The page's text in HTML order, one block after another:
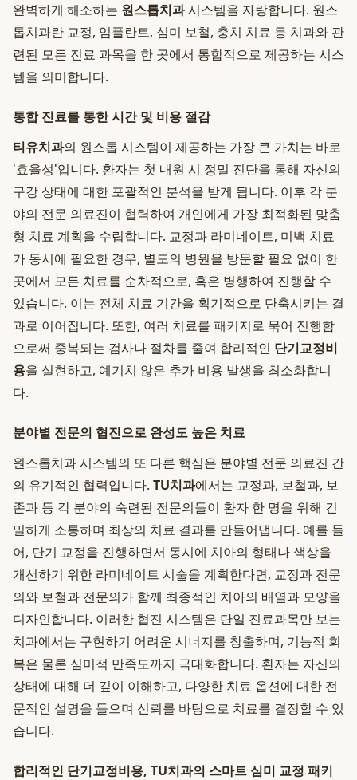
완벽하게 해소하는 원스톱치과시스템을 자랑합니다. 원스
톱치과란 교정, 임플란트, 심미 보철, 충치 치료 등 치과와 관
련된 모든 진료 과목을 한 곳에서 통합적으로 제공하는 시스
템을 의미합니다.
통합 진료를 통한 시간 및 비용 절감
티유치과의 원스톱 시스템이 제공하는 가장 큰 가치는 바로
'효율성'입니다. 환자는 첫 내원 시 정밀 진단을 통해 자신의
구강 상태에 대한 포괄적인 분석을 받게 됩니다. 이후 각 분
야의 전문 의료진이 협력하여 개인에게 가장 최적화된 맞춤
형 치료 계획을 수립합니다. 교정과 라미네이트, 미백 치료
가 동시에 필요한 경우, 별도의 병원을 방문할 필요 없이 한
곳에서 모든 치료를 순차적으로, 혹은 병행하여 진행할 수
있습니다. 이는 전체 치료 기간을 획기적으로 단축시키는 결
과로 이어집니다. 또한, 여러 치료를 패키지로 묶어 진행함
으로써 중복되는 검사나 절차를 줄여 합리적인 단기교정비
용을 실현하고, 예기치 않은 추가 비용 발생을 최소화합니
다.
분야별 전문의 협진으로 완성도 높은 치료
원스톱치과 시스템의 또 다른 핵심은 분야별 전문 의료진 간
의 유기적인 협력입니다. TU치과에서는 교정과, 보철과, 보
존과 등 각 분야의 숙련된 전문의들이 환자 한 명을 위해 긴
밀하게 소통하며 최상의 치료 결과를 만들어냅니다. 예를 들
어, 단기 교정을 진행하면서 동시에 치아의 형태나 색상을
개선하기 위한 라미네이트 시술을 계획한다면, 교정과 전문
의와 보철과 전문의가 함께 최종적인 치아의 배열과 모양을
디자인합니다. 이러한 협진 시스템은 단일 진료과목만 보는
치과에서는 구현하기 어려운 시너지를 창출하며, 기능적 회
복은 물론 심미적 만족도까지 극대화합니다. 환자는 자신의
상태에 대해 더 깊이 이해하고, 다양한 치료 옵션에 대한 전
문적인 설명을 들으며 신뢰를 바탕으로 치료를 결정할 수 있
습니다.
합리적인 단기교정비용, TU치과의 스마트 심미 교정 패키